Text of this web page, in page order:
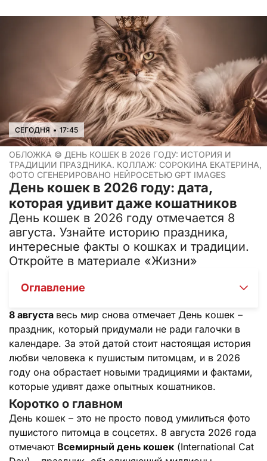
СЕГОДНЯ • 17:45
ОБЛОЖКА © ДЕНЬ КОШЕК В 2026 ГОДУ: ИСТОРИЯ И
ТРАДИЦИИ ПРАЗДНИКА. КОЛЛАЖ: СОРОКИНА ЕКАТЕРИНА,
ФОТО СГЕНЕРИРОВАНО НЕЙРОСЕТЬЮ GPT IMAGES
День кошек в 2026 году: дата,
которая удивит даже кошатников
День кошек в 2026 году отмечается 8
августа. Узнайте историю праздника,
интересные факты о кошках и традиции.
Откройте в материале «Жизни»
Оглавление
8 августа весь мир снова отмечает День кошек –
праздник, который придумали не ради галочки в
календаре. За этой датой стоит настоящая история
любви человека к пушистым питомцам, и в 2026
году она обрастает новыми традициями и фактами,
которые удивят даже опытных кошатников.
Коротко о главном
День кошек – это не просто повод умилиться фото
пушистого питомца в соцсетях. 8 августа 2026 года
отмечают Всемирный день кошек (International Cat